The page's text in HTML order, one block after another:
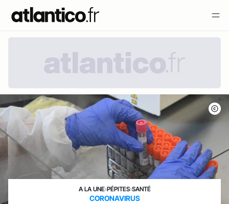
A LA UNE›PÉPITES›SANTÉ
CORONAVIRUS